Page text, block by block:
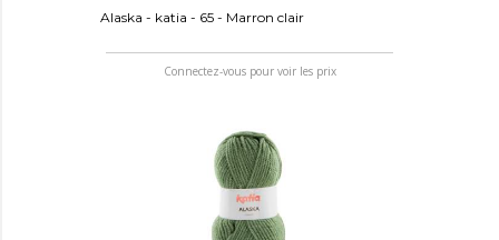
Alaska - katia - 65 - Marron clair
Connectez-vous pour voir les prix